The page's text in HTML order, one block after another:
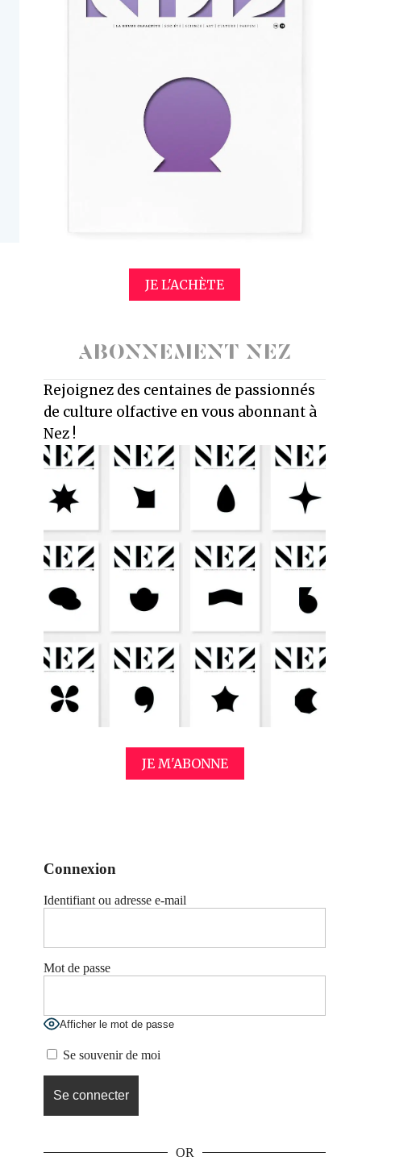
JE L'ACHÈTE
ABONNEMENT NEZ
Rejoignez des centaines de passionnés
de culture olfactive en vous abonnant à
Nez !
JE M'ABONNE
Connexion
Identifiant ou adresse e-mail
Mot de passe
Afficher le mot de passe
Se souvenir de moi
OR